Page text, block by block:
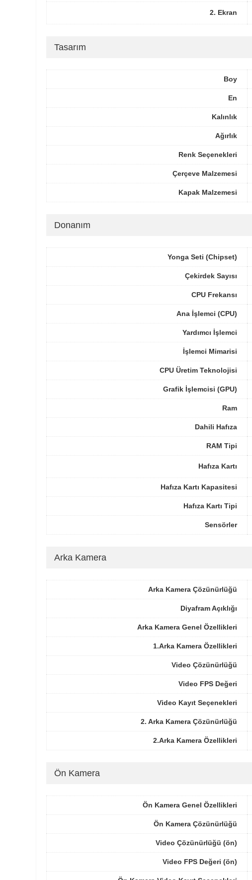
2. Ekran
Tasarım
Boy
En
Kalınlık
Ağırlık
Renk Seçenekleri
Çerçeve Malzemesi
Kapak Malzemesi
Donanım
Yonga Seti (Chipset)
Çekirdek Sayısı
CPU Frekansı
Ana İşlemci (CPU)
Yardımcı İşlemci
İşlemci Mimarisi
CPU Üretim Teknolojisi
Grafik İşlemcisi (GPU)
Ram
Dahili Hafıza
RAM Tipi
Hafıza Kartı
Hafıza Kartı Kapasitesi
Hafıza Kartı Tipi
Sensörler
Arka Kamera
Arka Kamera Çözünürlüğü
Diyafram Açıklığı
Arka Kamera Genel Özellikleri
1.Arka Kamera Özellikleri
Video Çözünürlüğü
Video FPS Değeri
Video Kayıt Seçenekleri
2. Arka Kamera Çözünürlüğü
2.Arka Kamera Özellikleri
Ön Kamera
Ön Kamera Genel Özellikleri
Ön Kamera Çözünürlüğü
Video Çözünürlüğü (ön)
Video FPS Değeri (ön)